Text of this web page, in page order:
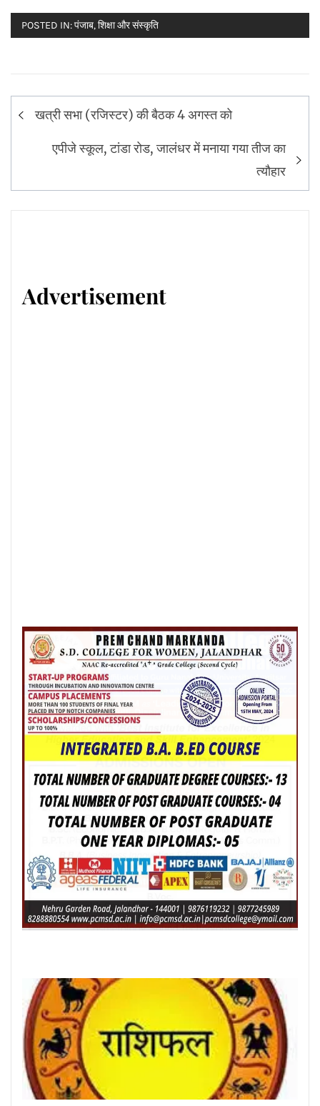
POSTED IN:पंजाब,शिक्षा और संस्कृति
Post
navigation
खत्री सभा (रजिस्टर) की बैठक 4 अगस्त को
एपीजे स्कूल, टांडा रोड, जालंधर में मनाया गया तीज का
त्यौहार
Advertisement